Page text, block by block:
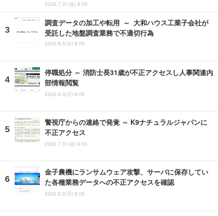
2026.7.31(金) 8:05
調査データの加工や転用 ～ 大和ハウス工業子会社が
受託した地盤調査業務で不適切行為
2026.8.5(水) 8:05
停職処分 ～ 消防士長31歳が不正アクセスし人事関連内
部情報閲覧
2026.8.3(月) 8:05
警視庁からの連絡で発覚 ～ K9ナチュラルジャパンに
不正アクセス
2026.7.31(金) 8:05
金子農機にランサムウェア攻撃、サーバに保存してい
た各種業務データへの不正アクセスを確認
2026.8.3(月) 8:05